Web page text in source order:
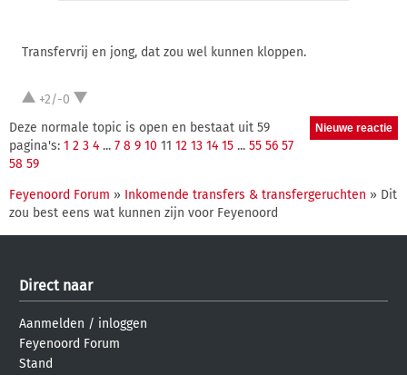
Transfervrij en jong, dat zou wel kunnen kloppen.
+2/-0
Deze normale topic is open en bestaat uit 59
pagina's: 1 2 3 4 ... 7 8 9 10 11 12 13 14 15 ... 55 56 57
58 59
Feyenoord Forum » Inkomende transfers & transfergeruchten » Dit
zou best eens wat kunnen zijn voor Feyenoord
Direct naar
Aanmelden / inloggen
Feyenoord Forum
Stand